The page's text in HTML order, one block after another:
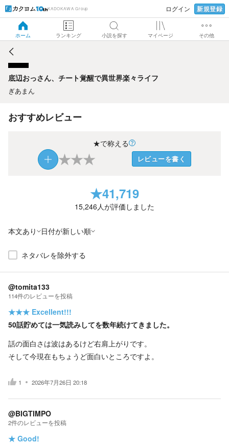
KADOKAWA Group ログイン 新規登録
ホーム ランキング 小説を探す マイページ その他
底辺おっさん、チート覚醒で異世界楽々ライフ
底辺おっさん、チート覚醒で異世界楽々ライフ
ぎあまん
おすすめレビュー
★で称える
★★★ レビューを書く
★41,719
15,246人が評価しました
本文あり 日付が新しい順
ネタバレを除外する
@tomita133
114件のレビューを投稿
★★★ Excellent!!!
50話貯めては一気読みしてを数年続けてきました。
話の面白さは波はあるけど右肩上がりです。
そして今現在もちょうど面白いところですよ。
1 2026年7月26日 20:18
@BIGTIMPO
2件のレビューを投稿
★ Good!